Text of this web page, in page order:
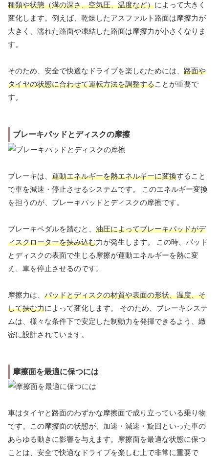
種類や状態（溝の深さ、空気圧、温度など）によって大きく
変化します。例えば、乾燥したアスファルト路面は摩擦力が
大きく、濡れた路面や凍結した路面は摩擦力が小さくなりま
す。
そのため、安全で快適なドライブを楽しむためには、 路面や
タイヤの状態に合わせて運転方法を調整することが重要で
す。
ブレーキパッドとディスクの摩擦
ブレーキは、 運動エネルギーを熱エネルギーに変換すること
で車を減速・停止させるシステムです。 このエネルギー変換
を担うのが、ブレーキパッドとディスクの摩擦です。
ブレーキペダルを踏むと、 油圧によってブレーキパッドがデ
ィスクローターを挟み込む力が発生します。 この時、パッド
とディスクの表面で生じる摩擦が運動エネルギーを熱に変
え、車を停止させるのです。
摩擦力は、 パッドとディスクの材質や表面の形状、温度、そ
して挟む力によって変化します。 そのため、ブレーキシステ
ムは、様々な条件下で安定した制動力を発揮できるよう、緻
密に設計されています。
摩擦面を最適に保つには
車はタイヤと路面のわずかな摩擦面で成り立っている乗り物
です。この摩擦面の状態が、加速・減速・旋回といった車の
あらゆる動きに影響を与えます。摩擦面を最適な状態に保つ
ことは、安全で快適なドライブを楽しむ上で非常に重要で